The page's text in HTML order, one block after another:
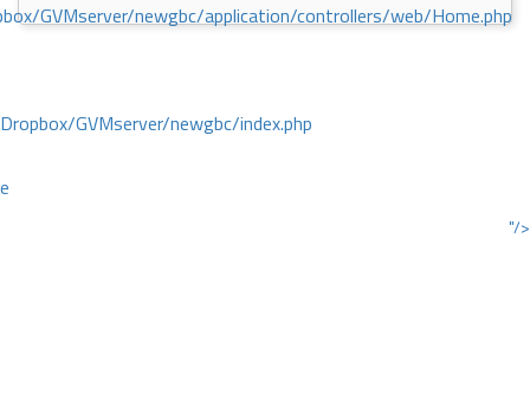
GVMserver/newgbc/application/controllers/web/Home.php
GVMserver/newgbc/index.php
"/>